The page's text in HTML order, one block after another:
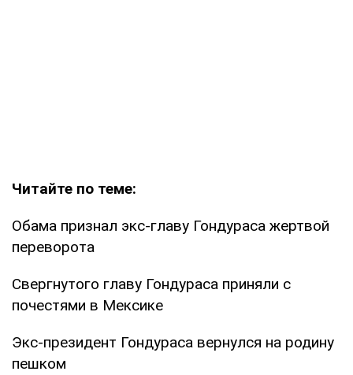
Читайте по теме:
Обама признал экс-главу Гондураса жертвой
переворота
Свергнутого главу Гондураса приняли с
почестями в Мексике
Экс-президент Гондураса вернулся на родину
пешком